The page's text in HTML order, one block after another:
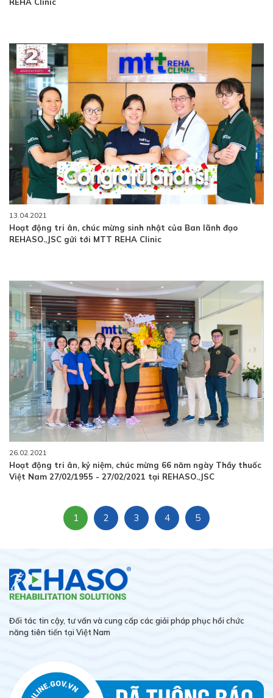
REHA Clinic
13.04.2021
Hoạt động tri ân, chúc mừng sinh nhật của Ban lãnh đạo
REHASO.,JSC gửi tới MTT REHA Clinic
26.02.2021
Hoạt động tri ân, kỷ niệm, chúc mừng 66 năm ngày Thầy thuốc
Việt Nam 27/02/1955 - 27/02/2021 tại REHASO.,JSC
1 2 3 4 5
Đối tác tin cậy, tư vấn và cung cấp các giải pháp phục hồi chức
năng tiên tiến tại Việt Nam